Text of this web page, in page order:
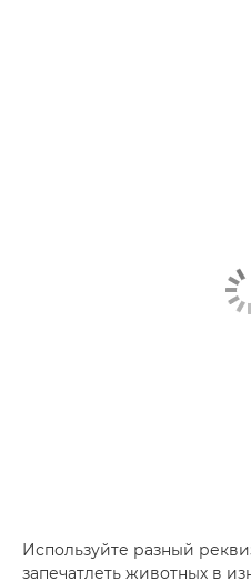
Используйте разный
запечатлеть животных в